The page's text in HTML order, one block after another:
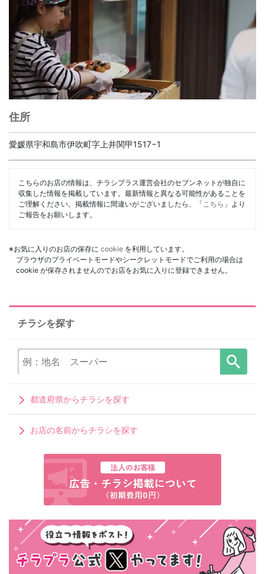
住所
愛媛県宇和島市伊吹町字上井関甲1517−1
こちらのお店の情報は、チラシプラス運営会社のセブンネットが独自に
収集した情報を掲載しています。最新情報と異なる可能性があることを
ご理解ください。掲載情報に間違いがございましたら、「 こちら 」より
ご報告をお願いします。
※お気に入りのお店の保存に cookie を利用しています。
ブラウザのプライベートモードやシークレットモードでご利用の場合は
cookie が保存されませんのでお店をお気に入りに登録できません。
チラシを探す
都道府県からチラシを探す
お店の名前からチラシを探す